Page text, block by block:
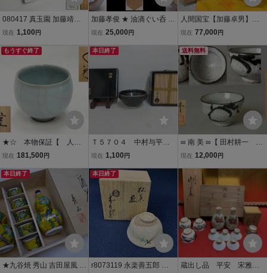
080417 真玉園 加藤靖彦
作 染付 南京写 染付半開扇
茶道具
現在 1,100 円
加藤孝俊 ★ 油滴ぐい呑 ★
共箱 ★ 真玉園 ★ 瀬戸焼
柿天目 風 ★ 柿釉
現在 25,000 円
人間国宝【加藤卓男】晩
年最上位 正倉院復元 三彩
い呑 共箱 共布 栞付 酒器
現在 77,000 円
もうすぐ終了
★☆ 本物保証【 人間
国宝 三浦小平二「青
箱・共布 】新潟県出
身 師；加藤土師萌 酒
盃 酒器
現在 181,500 円
本日終了
Ｔ５７０４ 中村与平
油滴 天目銀覆輪 茶
箱 茶道具 煎茶道具
加藤如水師事
現在 1,100 円
送料無料
∞ 南 美 ∞【 田村耕一 ぐ
い呑 共箱付き】 口径
酒器
現在 12,000 円
本日終了
★九谷焼 秀山 吉田屋風 色
本日終了
r8073119 永楽善五郎 造
蔵出し品 平安 宋雅堂